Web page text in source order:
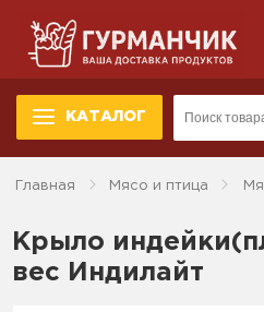
КАТАЛОГ
Главная Мясо и птица
Крыло
вес Индилайт